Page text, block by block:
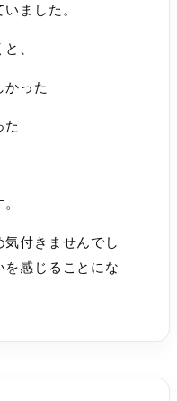
ました。
、
かった
た
付きませんでし
を感じることにな